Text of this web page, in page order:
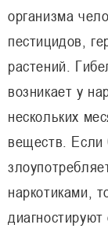
организма
пестицидов,
растений.
возникает у
нескольких
веществ.
наркотиками,